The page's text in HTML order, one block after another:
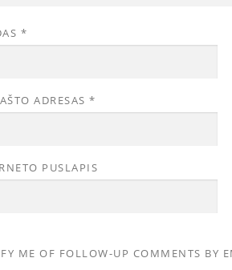
*
ADRESAS *
PUSLAPIS
ME OF FOLLOW-UP COMMENTS BY